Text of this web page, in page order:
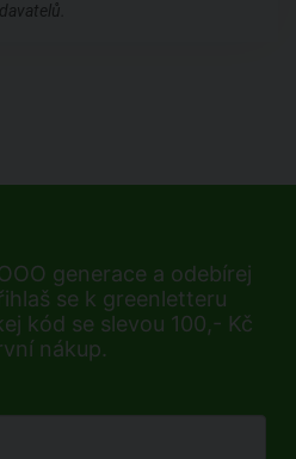
generace a odebírej
se k greenletteru
kód se slevou 100,- Kč
nákup.